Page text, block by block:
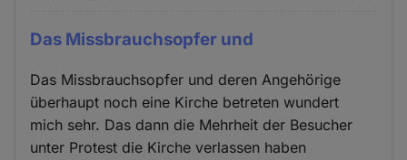
Das Missbrauchsopfer und
Das Missbrauchsopfer und deren Angehörige
überhaupt noch eine Kirche betreten wundert
mich sehr. Das dann die Mehrheit der Besucher
unter Protest die Kirche verlassen haben